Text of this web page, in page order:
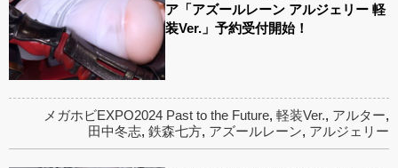
ア「アズールレーン アルジェリー 軽
装Ver.」予約受付開始！
メガホビEXPO2024 Past to the Future, 軽装Ver., アルター,
田中冬志, 鉄森七方, アズールレーン, アルジェリー